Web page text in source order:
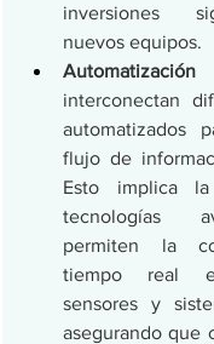
inversiones
nuevos equipos.
interconectan
automatizados
flujo de
Esto implica
tecnologías
permiten la
tiempo real
sensores y
asegurando que